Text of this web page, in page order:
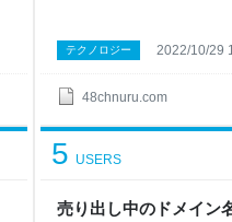
48chnuru.com
テクノロジー 2022/10/29
売り出し中のドメイン
5 USERS